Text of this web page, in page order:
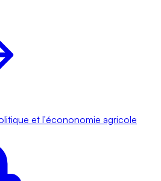
et l'écononomie agricole